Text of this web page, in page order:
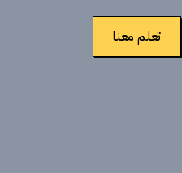
تعلم معنا